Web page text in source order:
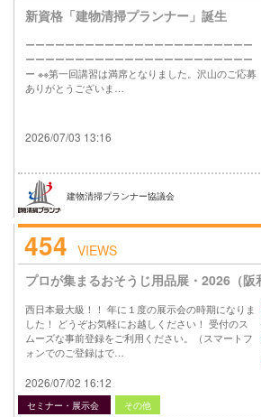
新資格「建物清掃プランナー」誕生
ーーーーーーーーーーーーーーーーーーーーーーー
ーーーーーーーーーーーーーーーーーーーーーーー
ー ※※第一回講習は満席となりました。沢山のご応募
ありがとうございま…
2026/07/03 13:16
建物清掃プランナー協議会
454 VIEWS
プロが集まるおそうじ用品展・2026（
西日本最大級！！ 年に１度の展示会の時期になりま
した！ どうぞお気軽にお越しください！ 受付のス
ムーズな事前登録をご利用ください。（スマートフ
ォンでのご登録はで…
2026/07/02 16:12
セミナー・展示会 その他